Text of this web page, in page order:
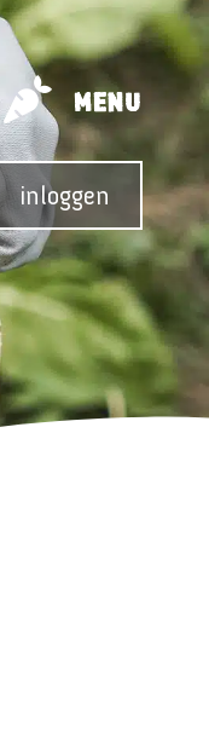
MENU
inloggen